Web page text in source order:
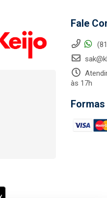
Fale
às 17h